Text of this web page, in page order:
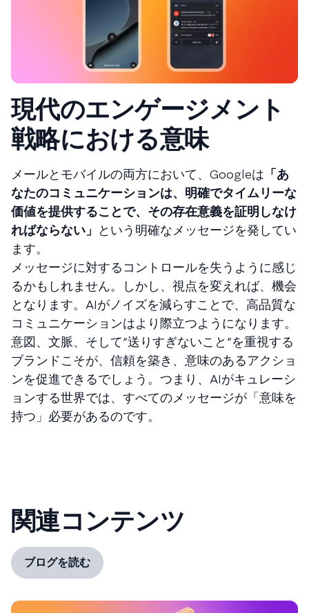
現代のエンゲージメント
戦略における意味
メールとモバイルの両方において、Googleは 「あ
なたのコミュニケーションは、明確でタイムリーな
価値を提供することで、その存在意義を証明しなけ
ればならない」 という明確なメッセージを発してい
ます。
メッセージに対するコントロールを失うように感じ
るかもしれません。しかし、視点を変えれば、機会
となります。AIがノイズを減らすことで、高品質な
コミュニケーションはより際立つようになります。
意図、文脈、そして“送りすぎないこと”を重視する
ブランドこそが、信頼を築き、意味のあるアクショ
ンを促進できるでしょう。つまり、AIがキュレーシ
ョンする世界では、すべてのメッセージが「意味を
持つ」必要があるのです。
関連コンテンツ
ブログを読む